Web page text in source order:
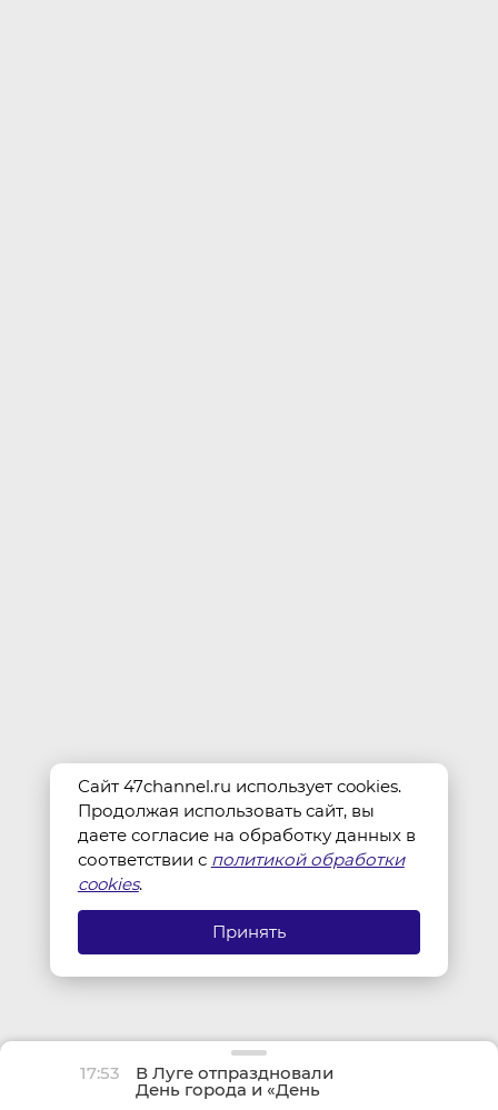
17:53 В Луге отпраздновали
День города и «День
Сайт 47channel.ru использует cookies.
Продолжая использовать сайт, вы
даете согласие на обработку данных в
соответствии с политикой обработки
cookies.
Принять